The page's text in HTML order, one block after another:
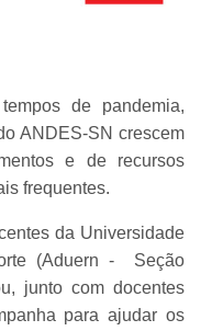
de pandemia,
ANDES-SN crescem
e de recursos
frequentes.
da Universidade
(Aduern - Seção
junto com docentes
para ajudar os